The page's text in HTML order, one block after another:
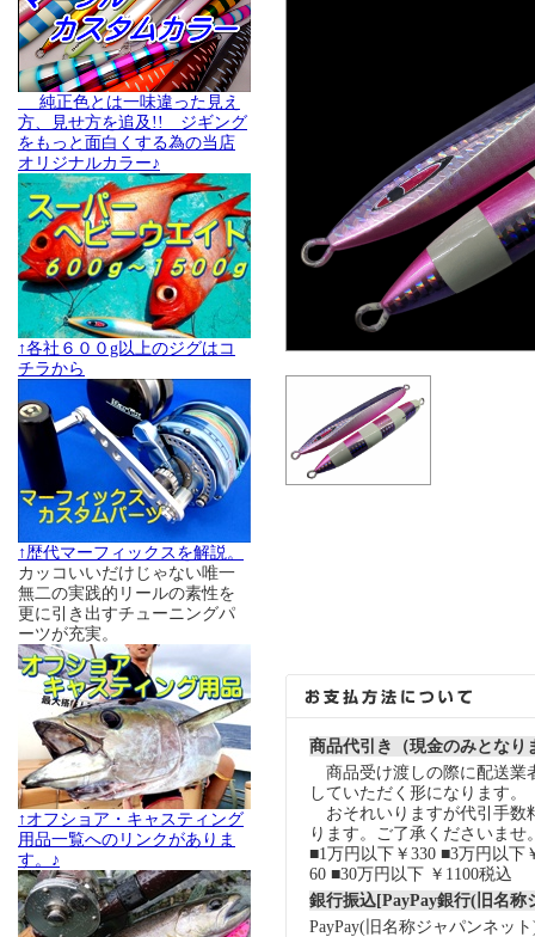
純正色とは一味違った見え
方、見せ方を追及!! ジギング
をもっと面白くする為の当店
オリジナルカラー♪
↑各社６００g以上のジグはコ
チラから
↑歴代マーフィックスを解説。
カッコいいだけじゃない唯一
無二の実践的リールの素性を
更に引き出すチューニングパ
ーツが充実。
↑オフショア・キャスティング
用品一覧へのリンクがありま
す。♪
商品代引き（現金のみとなり
商品受け渡しの際に配送業
していただく形になります。
おそれいりますが代引手数
ります。ご了承くださいませ
■1万円以下￥330 ■3万円以下
60 ■30万円以下 ￥1100税込
銀行振込[PayPay銀行(旧名称
PayPay(旧名称ジャパンネッ